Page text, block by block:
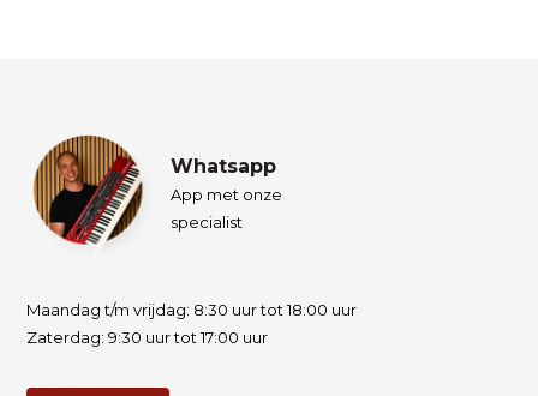
Whatsapp
App met onze
specialist
Maandag t/m vrijdag: 8:30 uur tot 18:00 uur
Zaterdag: 9:30 uur tot 17:00 uur